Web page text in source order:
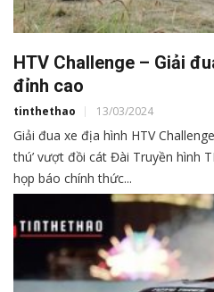
HTV Challenge – Giải
đỉnh cao
tinthethao 13/03/2024
Giải đua xe địa hình HTV
thú’ vượt đồi cát Đài Truyền hình
họp báo chính thức...